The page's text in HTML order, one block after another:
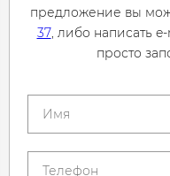
предложение вы
37, либо написать
просто